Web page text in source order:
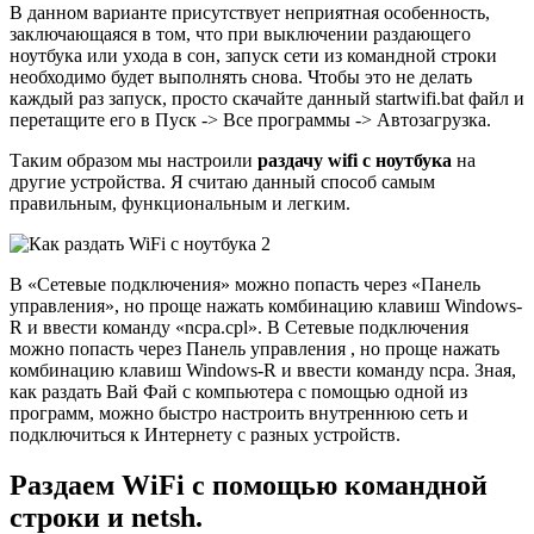
В данном варианте присутствует неприятная особенность,
заключающаяся в том, что при выключении раздающего
ноутбука или ухода в сон, запуск сети из командной строки
необходимо будет выполнять снова. Чтобы это не делать
каждый раз запуск, просто скачайте данный startwifi.bat файл и
перетащите его в Пуск -> Все программы -> Автозагрузка.
Таким образом мы настроили раздачу wifi с ноутбука на
другие устройства. Я считаю данный способ самым
правильным, функциональным и легким.
В «Сетевые подключения» можно попасть через «Панель
управления», но проще нажать комбинацию клавиш Windows-
R и ввести команду «ncpa.cpl». В Сетевые подключения
можно попасть через Панель управления , но проще нажать
комбинацию клавиш Windows-R и ввести команду ncpa. Зная,
как раздать Вай Фай с компьютера с помощью одной из
программ, можно быстро настроить внутреннюю сеть и
подключиться к Интернету с разных устройств.
Раздаем WiFi с помощью командной
строки и netsh.